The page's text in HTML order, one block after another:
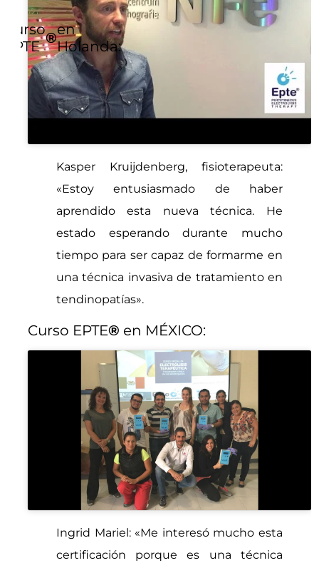
Curso
EPTE ®en
Holanda:
Kasper Kruijdenberg, fisioterapeuta:
«Estoy entusiasmado de haber
aprendido esta nueva técnica. He
estado esperando durante mucho
tiempo para ser capaz de formarme en
una técnica invasiva de tratamiento en
tendinopatías».
Curso EPTE® en MÉXICO:
Ingrid Mariel: «Me interesó mucho esta
certificación porque es una técnica